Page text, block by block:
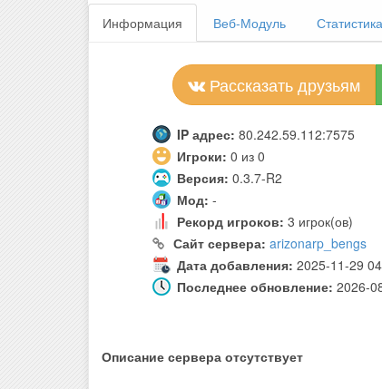
Информация Веб-Модуль Статистика
Рассказать друзьям
IP адрес: 80.242.59.112:7575
Игроки: 0 из 0
Версия: 0.3.7-R2
Мод: -
Рекорд игроков: 3 игрок(ов)
Сайт сервера: arizonarp_bengs
Дата добавления: 2025-11-29
Последнее обновление: 2026-
Описание сервера отсутствует